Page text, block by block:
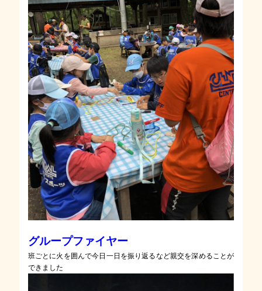
グループファイヤー
班ごとに火を囲んで今日一日を振り返るなど親交を深めることが
できました